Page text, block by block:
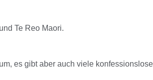
Te Reo Maori.
es gibt aber auch viele